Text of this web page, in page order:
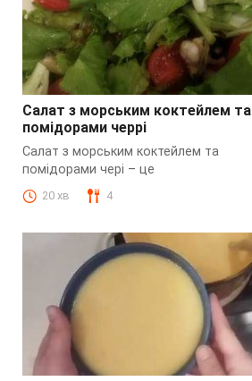
З кальмарами
Салат з морським коктейлем та
помідорами черрі
Салат з морським коктейлем та
помідорами чері – це
20 хв 4